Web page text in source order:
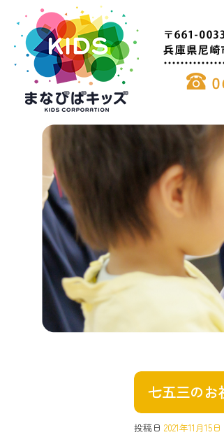
七五三の
投稿日 2021年11月15日